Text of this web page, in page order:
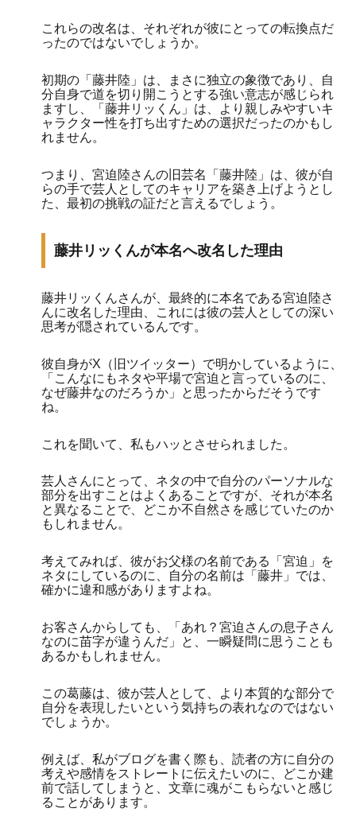
これらの改名は、それぞれが彼にとっての転換点だ
ったのではないでしょうか。
初期の「藤井陸」は、まさに独立の象徴であり、自
分自身で道を切り開こうとする強い意志が感じられ
ますし、「藤井リッくん」は、より親しみやすいキ
ャラクター性を打ち出すための選択だったのかもし
れません。
つまり、宮迫陸さんの旧芸名「藤井陸」は、彼が自
らの手で芸人としてのキャリアを築き上げようとし
た、最初の挑戦の証だと言えるでしょう。
藤井リッくんが本名へ改名した理由
藤井リッくんさんが、最終的に本名である宮迫陸さ
んに改名した理由、これには彼の芸人としての深い
思考が隠されているんです。
彼自身がX（旧ツイッター）で明かしているように、
「こんなにもネタや平場で宮迫と言っているのに、
なぜ藤井なのだろうか」と思ったからだそうです
ね。
これを聞いて、私もハッとさせられました。
芸人さんにとって、ネタの中で自分のパーソナルな
部分を出すことはよくあることですが、それが本名
と異なることで、どこか不自然さを感じていたのか
もしれません。
考えてみれば、彼がお父様の名前である「宮迫」を
ネタにしているのに、自分の名前は「藤井」では、
確かに違和感がありますよね。
お客さんからしても、「あれ？宮迫さんの息子さん
なのに苗字が違うんだ」と、一瞬疑問に思うことも
あるかもしれません。
この葛藤は、彼が芸人として、より本質的な部分で
自分を表現したいという気持ちの表れなのではない
でしょうか。
例えば、私がブログを書く際も、読者の方に自分の
考えや感情をストレートに伝えたいのに、どこか建
前で話してしまうと、文章に魂がこもらないと感じ
ることがあります。